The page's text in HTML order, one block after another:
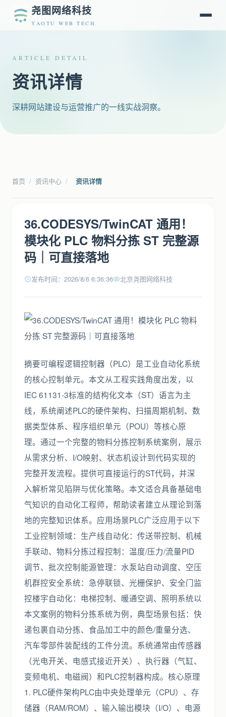
尧图网络科技
YAOTU WEB TECH
ARTICLE DETAIL
资讯详情
深耕网站建设与运营推广的一线实战洞察。
首页 / 资讯中心 / 资讯详情
36.CODESYS/TwinCAT 通用！
模块化 PLC 物料分拣 ST 完整源
码｜可直接落地
发布时间：2026/8/6 6:36:36 北京尧图网络科技
摘要可编程逻辑控制器（PLC）是工业自动化系统
的核心控制单元。本文从工程实践角度出发，以
IEC 61131-3标准的结构化文本（ST）语言为主
线，系统阐述PLC的硬件架构、扫描周期机制、数
据类型体系、程序组织单元（POU）等核心原
理。通过一个完整的物料分拣控制系统案例，展示
从需求分析、I/O映射、状态机设计到代码实现的
完整开发流程。提供可直接运行的ST代码，并深
入解析常见陷阱与优化策略。本文适合具备基础电
气知识的自动化工程师，帮助读者建立从理论到落
地的完整知识体系。应用场景PLC广泛应用于以下
工业控制领域：生产线自动化：传送带控制、机械
手联动、物料分拣过程控制：温度/压力/流量PID
调节、批次控制能源管理：水泵站自动调度、空压
机群控安全系统：急停联锁、光栅保护、安全门监
控楼宇自动化：电梯控制、暖通空调、照明系统以
本文案例的物料分拣系统为例，典型场景包括：快
递包裹自动分拣、食品加工中的颜色/重量分选、
汽车零部件装配线的工件分流。系统通常由传感器
（光电开关、电感式接近开关）、执行器（气缸、
变频电机、电磁阀）和PLC控制器构成。核心原理
1. PLC硬件架构PLC由中央处理单元（CPU）、存
储器（RAM/ROM）、输入输出模块（I/O）、电源